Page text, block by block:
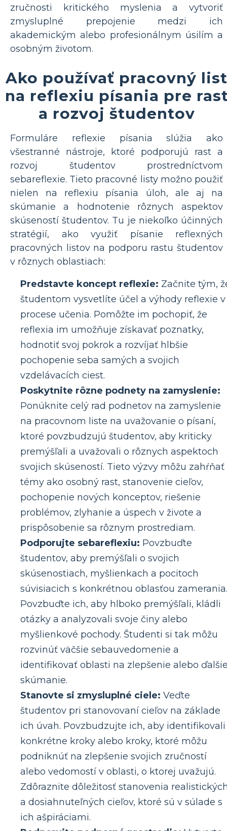
zručnosti kritického myslenia a vytvoriť
zmysluplné prepojenie medzi ich
akademickým alebo profesionálnym úsilím a
osobným životom.
Ako používať pracovný list
na reflexiu písania pre
a rozvoj študentov
Formuláre reflexie písania slúžia ako
všestranné nástroje, ktoré podporujú rast a
rozvoj študentov prostredníctvom
sebareflexie. Tieto pracovné listy možno použiť
nielen na reflexiu písania úloh, ale aj na
skúmanie a hodnotenie rôznych aspektov
skúseností študentov. Tu je niekoľko účinných
stratégií, ako využiť písanie reflexných
pracovných listov na podporu rastu študentov
v rôznych oblastiach:
Predstavte koncept reflexie: Začnite tým,
študentom vysvetlíte účel a výhody reflexie v
procese učenia. Pomôžte im pochopiť, že
reflexia im umožňuje získavať poznatky,
hodnotiť svoj pokrok a rozvíjať hlbšie
pochopenie seba samých a svojich
vzdelávacích ciest.
Poskytnite rôzne podnety na zamyslenie:
Ponúknite celý rad podnetov na zamyslenie
na pracovnom liste na uvažovanie o písaní,
ktoré povzbudzujú študentov, aby kriticky
premýšľali a uvažovali o rôznych aspektoch
svojich skúseností. Tieto výzvy môžu zahŕňať
témy ako osobný rast, stanovenie cieľov,
pochopenie nových konceptov, riešenie
problémov, zlyhanie a úspech v živote a
prispôsobenie sa rôznym prostrediam.
Podporujte sebareflexiu: Povzbuďte
študentov, aby premýšľali o svojich
skúsenostiach, myšlienkach a pocitoch
súvisiacich s konkrétnou oblasťou zamerania.
Povzbuďte ich, aby hlboko premýšľali, kládli
otázky a analyzovali svoje činy alebo
myšlienkové pochody. Študenti si tak môžu
rozvinúť väčšie sebauvedomenie a
identifikovať oblasti na zlepšenie alebo
skúmanie.
Stanovte si zmysluplné ciele: Veďte
študentov pri stanovovaní cieľov na základe
ich úvah. Povzbudzujte ich, aby identifikovali
konkrétne kroky alebo kroky, ktoré môžu
podniknúť na zlepšenie svojich zručností
alebo vedomostí v oblasti, o ktorej uvažujú.
Zdôraznite dôležitosť stanovenia
a dosiahnuteľných cieľov, ktoré sú v súlade s
ich ašpiráciami.